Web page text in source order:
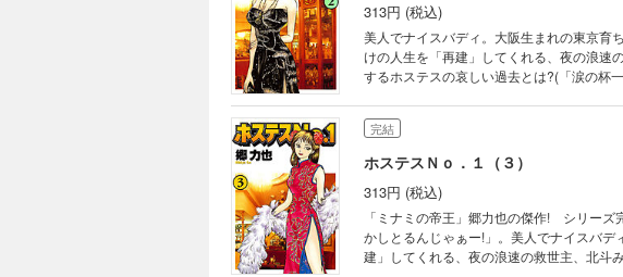
313円 (税込)
美人でナイスバディ。大阪生まれの東京育ち。ネオン
けの人生を「再建」してくれる、夜の浪速
するホステスの哀しい過去とは?(「涙の杯
る“上流なお母さんたち”。みなみの逆転の
になるでえッ。しっかり地獄見物してらっ
也の傑作!
完結
ホステスＮｏ．１（３）
313円 (税込)
「ミナミの帝王」郷力也の傑作! シリーズ完結編 「わたしはミナミの再建屋北斗みなみ! このク
かしとるんじゃぁー!」。美人でナイスバ
建」してくれる、夜の浪速の救世主、北斗